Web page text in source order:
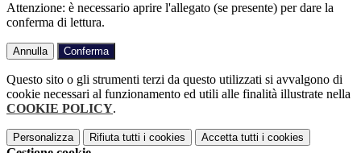
Attenzione: è necessario aprire l'allegato (se presente) per dare la
conferma di lettura.
Annulla Conferma
Questo sito o gli strumenti terzi da questo utilizzati si avvalgono di
cookie necessari al funzionamento ed utili alle finalità illustrate nella
COOKIE POLICY.
Personalizza Rifiuta tutti i cookies Accetta tutti i cookies